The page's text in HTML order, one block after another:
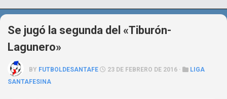
Se jugó la segunda del «Tiburón-
Lagunero»
BY FUTBOLDESANTAFE 23 DE FEBRERO DE 2016 ·
LIGA
SANTAFESINA